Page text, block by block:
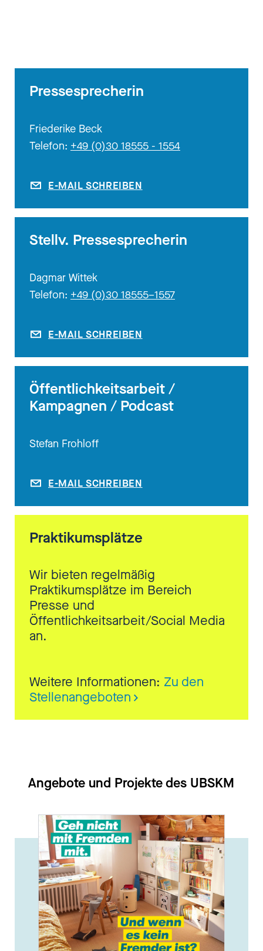
Pressesprecherin
Friederike Beck
Telefon: +49 (0)30 18555 - 1554
E-MAIL SCHREIBEN
Stellv. Pressesprecherin
Dagmar Wittek
Telefon: +49 (0)30 18555–1557
E-MAIL SCHREIBEN
Öffentlichkeitsarbeit /
Kampagnen / Podcast
Stefan Frohloff
E-MAIL SCHREIBEN
Praktikumsplätze
Wir bieten regelmäßig
Praktikumsplätze im Bereich
Presse und
Öffentlichkeitsarbeit/Social Media
an.
Weitere Informationen: Zu den
Stellenangeboten
Angebote und Projekte des UBSKM